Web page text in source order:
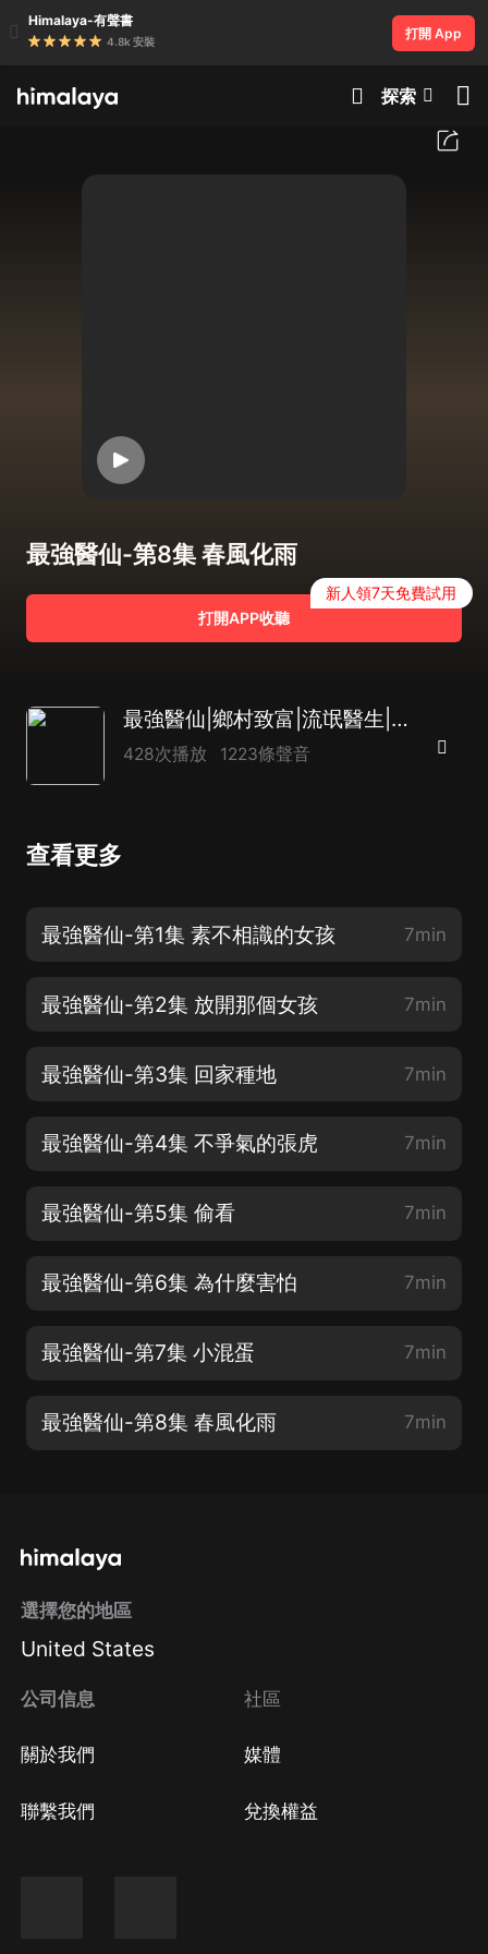
Himalaya-有聲書
4.8k 安裝
打開 App
探索
最強醫仙-第8集 春風化雨
打開APP收聽
新人領7天免費試用
最強醫仙|鄉村致富|流氓醫生|道仙|逆襲|AI多播
428次播放 1223條聲音
查看更多
最強醫仙-第1集 素不相識的女孩 7min
最強醫仙-第2集 放開那個女孩 7min
最強醫仙-第3集 回家種地 7min
最強醫仙-第4集 不爭氣的張虎 7min
最強醫仙-第5集 偷看 7min
最強醫仙-第6集 為什麼害怕 7min
最強醫仙-第7集 小混蛋 7min
最強醫仙-第8集 春風化雨 7min
選擇您的地區
United States
公司信息
關於我們
聯繫我們
社區
媒體
兌換權益